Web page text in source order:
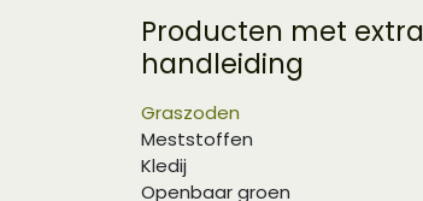
Producten met extra
handleiding
Graszoden
Meststoffen
Kledij
Openbaar groen